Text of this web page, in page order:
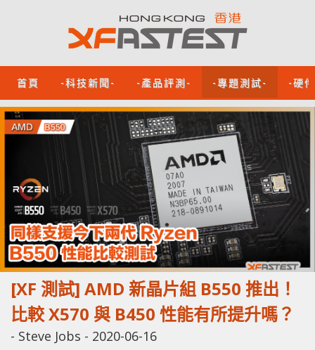
首頁 -科技新聞- -產品評測- -專題測試- -硬
[XF 測試] AMD 新晶片組 B550 推出！
比較 X570 與 B450 性能有所提升嗎？
- Steve Jobs - 2020-06-16